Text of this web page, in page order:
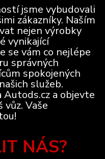
jsme vybudovali
zákazníky. Naším
nejen výrobky
vynikající
se vám co nejlépe
správných
spokojených
služeb.
a objevte
vůz. Vaše
NÁS?